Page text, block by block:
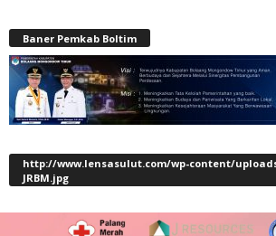
Baner Pemkab Boltim
http://www.lensasulut.com/wp-content/
JRBM.jpg